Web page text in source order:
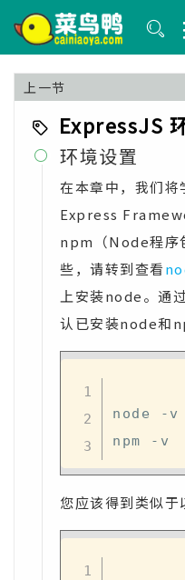
上一节
ExpressJS
 环境设置
在本章中，我们将
Express
npm（Node程序
些，请转到查看
上安装node。通
认已安装node和
node -v
您应该得到类似于